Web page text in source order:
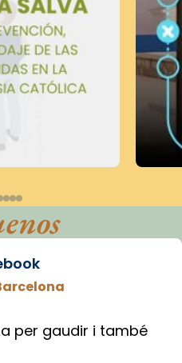
per gaudir i també